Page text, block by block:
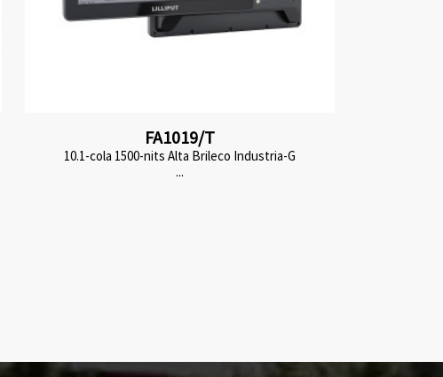
FA1019/T
10.1-cola 1500-nits Alta Brileco Industria-G
...